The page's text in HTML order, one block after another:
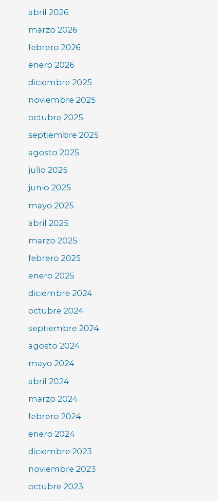
abril 2026
marzo 2026
febrero 2026
enero 2026
diciembre 2025
noviembre 2025
octubre 2025
septiembre 2025
agosto 2025
julio 2025
junio 2025
mayo 2025
abril 2025
marzo 2025
febrero 2025
enero 2025
diciembre 2024
octubre 2024
septiembre 2024
agosto 2024
mayo 2024
abril 2024
marzo 2024
febrero 2024
enero 2024
diciembre 2023
noviembre 2023
octubre 2023